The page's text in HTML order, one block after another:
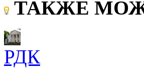
ТАКЖЕ
РДК